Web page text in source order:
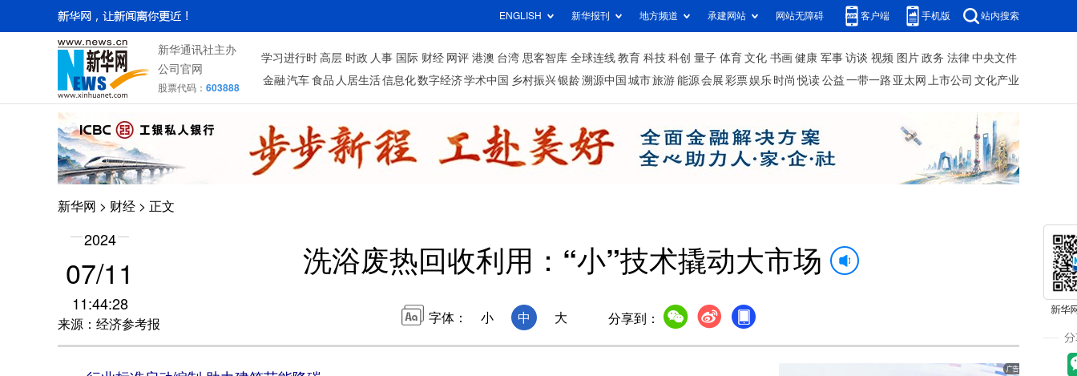
ENGLISH 新华报刊 地方频道 承建网站 网站无障碍 客户端 手机版 站内搜索
新华通讯社主办
公司官网
股票代码： 603888
学习进行时 高层 时政 人事 国际 财经 网评 港澳 台湾 思客智库 全球连线 教育 科技 科创 量子 体育 文化 书画 健康 军事 访谈 视频 图片 政务 法律 中央文件
金融 汽车 食品 人居生活信息化数字经济学术中国 乡村振兴银龄溯源中国 城市旅游 能源 会展 彩票娱乐 时尚 悦读 公益 一带一路 亚太网 上市公司 文化产业
新华网 > 财经 > 正文
2024
07/11
11:44:28
来源：经济参考报
洗浴废热回收利用：“小”技术撬动大市场
字体： 小 中 大 分享到：